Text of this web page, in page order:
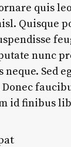
quis
Quisque
nunc
neque. Sed
id finibus